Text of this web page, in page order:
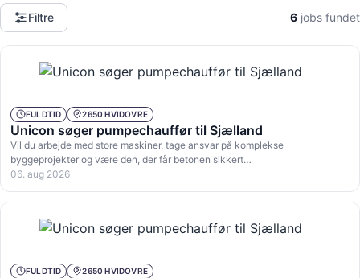
Filtre 6 jobs fundet
FULDTID 2650 HVIDOVRE
Unicon søger pumpechauffør til Sjælland
Vil du arbejde med store maskiner, tage ansvar på komplekse
byggeprojekter og være den, der får betonen sikkert…
06. aug 2026
FULDTID 2650 HVIDOVRE